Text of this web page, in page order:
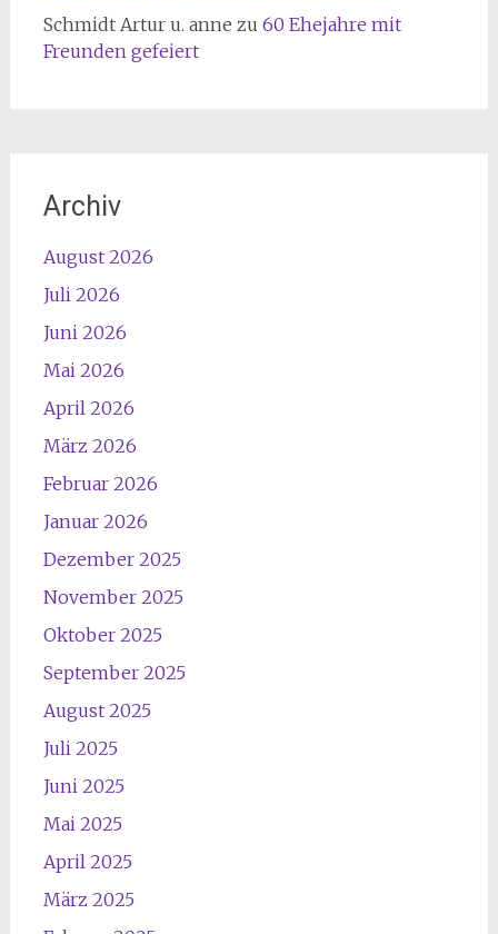
Schmidt Artur u. anne zu 60 Ehejahre mit
Freunden gefeiert
Archiv
August 2026
Juli 2026
Juni 2026
Mai 2026
April 2026
März 2026
Februar 2026
Januar 2026
Dezember 2025
November 2025
Oktober 2025
September 2025
August 2025
Juli 2025
Juni 2025
Mai 2025
April 2025
März 2025